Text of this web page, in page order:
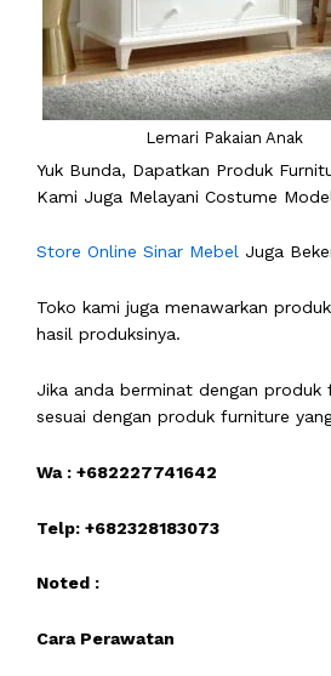
Lemari Pakaian Anak
Yuk Bunda, Dapatkan Produk
Kami Juga Melayani Costume
Store Online Sinar Mebel Juga
Toko kami juga menawarkan
hasil produksinya.
Jika anda berminat dengan produk
sesuai dengan produk furniture
Wa : +682227741642
Telp: +682328183073
Noted :
Cara Perawatan